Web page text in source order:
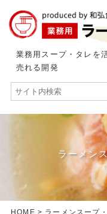
業務用スープ・タレを
売れる開発
ラーメン
HOME > ラーメンスープ